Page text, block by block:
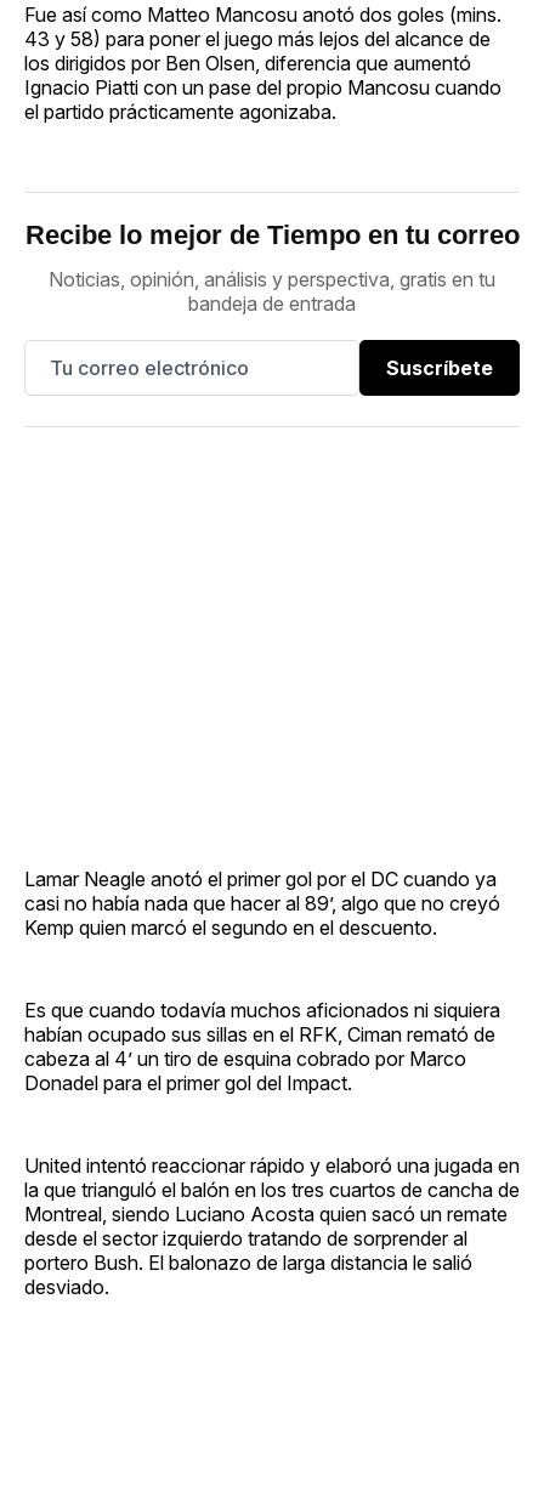
Fue así como Matteo Mancosu anotó dos goles (mins.
43 y 58) para poner el juego más lejos del alcance de
los dirigidos por Ben Olsen, diferencia que aumentó
Ignacio Piatti con un pase del propio Mancosu cuando
el partido prácticamente agonizaba.
Recibe lo mejor de Tiempo en tu correo
Noticias, opinión, análisis y perspectiva, gratis en tu
bandeja de entrada
Suscríbete
Lamar Neagle anotó el primer gol por el DC cuando ya
casi no había nada que hacer al 89’, algo que no creyó
Kemp quien marcó el segundo en el descuento.
Es que cuando todavía muchos aficionados ni siquiera
habían ocupado sus sillas en el RFK, Ciman remató de
cabeza al 4’ un tiro de esquina cobrado por Marco
Donadel para el primer gol del Impact.
United intentó reaccionar rápido y elaboró una jugada en
la que trianguló el balón en los tres cuartos de cancha de
Montreal, siendo Luciano Acosta quien sacó un remate
desde el sector izquierdo tratando de sorprender al
portero Bush. El balonazo de larga distancia le salió
desviado.